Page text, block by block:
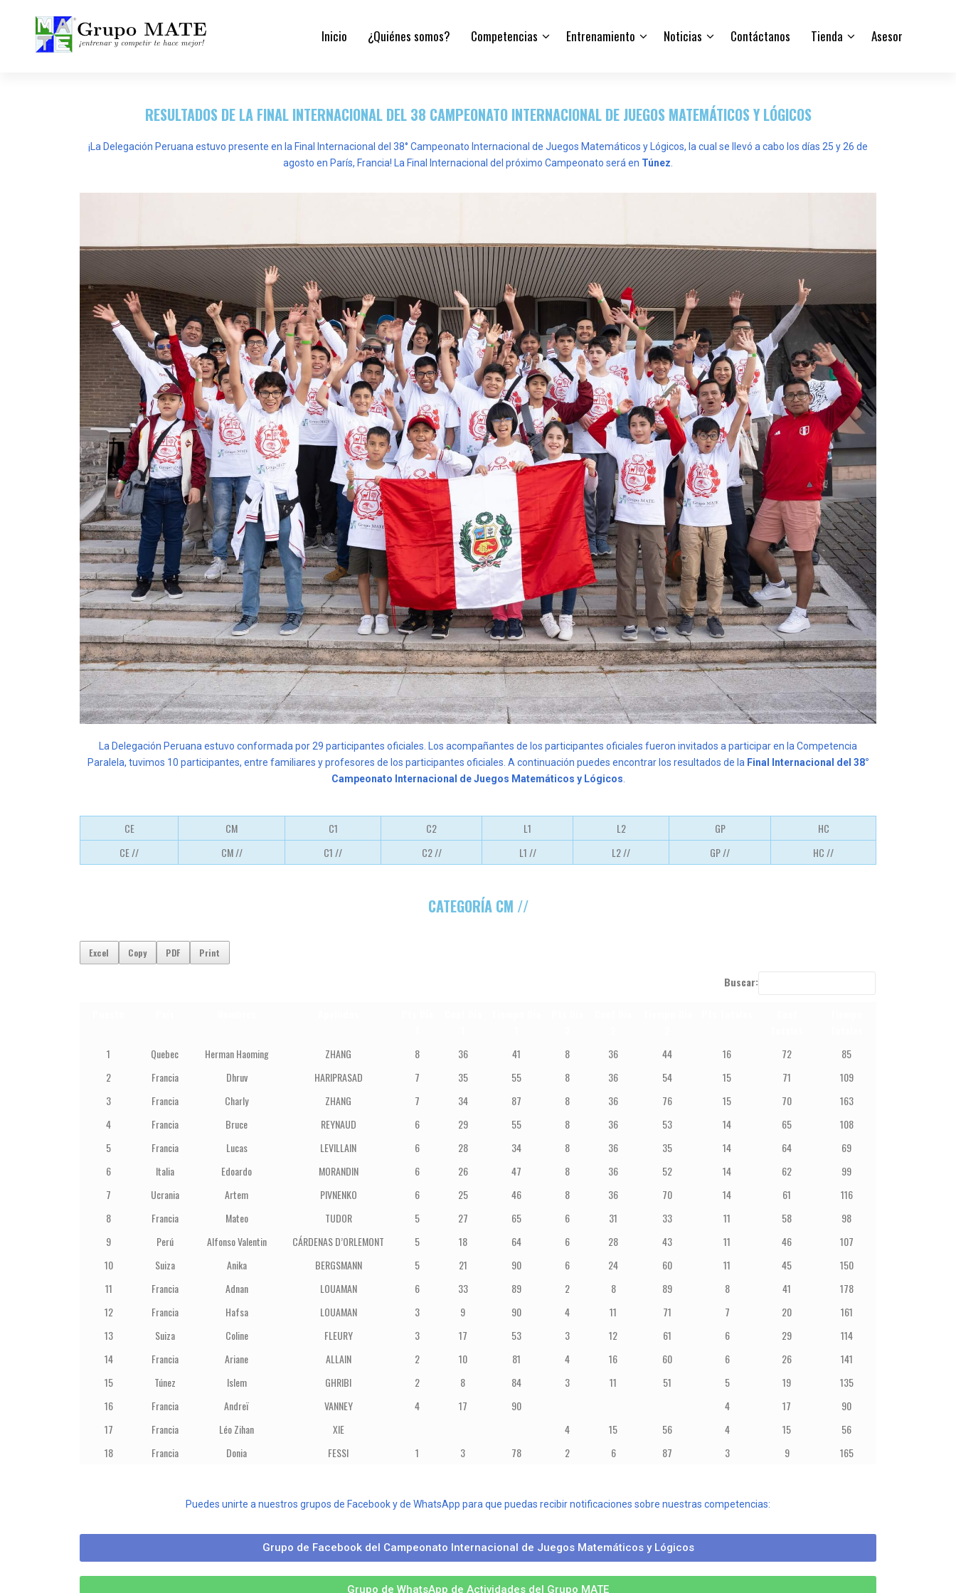
Inicio ¿Quiénes somos? Competencias Entrenamiento Noticias Contáctanos Tienda Asesor
RESULTADOS DE LA FINAL INTERNACIONAL DEL 38 CAMPEONATO INTERNACIONAL DE JUEGOS MATEMÁTICOS Y LÓGICOS
¡La Delegación Peruana estuvo presente en la Final Internacional del 38° Campeonato Internacional de Juegos Matemáticos y Lógicos, la cual se llevó a cabo los días 25 y 26 de
agosto en París, Francia!
La Final Internacional del próximo Campeonato será en Túnez
La Delegación Peruana estuvo conformada por 29 participantes oficiales. Los acompañantes de los participantes oficiales fueron invitados a participar en la Competencia
Paralela, tuvimos 10 participantes, entre familiares y profesores de los participantes oficiales. A continuación puedes encontrar los resultados de la Final Internacional del 38°
Campeonato Internacional de Juegos Matemáticos y Lógicos
CE CM C1 C2 L1 L2 GP
HC
CE //
CM // C1 // C2 // L1 // L2 // GP // HC //
CATEGORÍA CM //
Excel Copy PDF Print
Buscar:
1
Quebec Herman Haoming ZHANG 8 36 41 8 36 44 16 72
85
2
Francia Dhruv HARIPRASAD 7 35 55 8 36 54 15 71
109
3
Francia Charly ZHANG 7 34 87 8 36 76 15 70
163
4
Francia Bruce REYNAUD 6 29 55 8 36 53 14 65
108
5
Francia Lucas LEVILLAIN 6 28 34 8 36 35 14 64
69
6
Italia Edoardo MORANDIN 6 26 47 8 36 52 14 62
99
7
Ucrania Artem PIVNENKO 6 25 46 8 36 70 14 61
116
8
Francia Mateo TUDOR 5 27 65 6 31 33 11 58
98
9
Perú Alfonso Valentin CÁRDENAS D’ORLEMONT 5 18 64 6 28 43 11 46
107
10
Suiza Anika BERGSMANN 5 21 90 6 24 60 11 45
150
11
Francia Adnan LOUAMAN 6 33 89 2 8 89 8 41
178
12
Francia Hafsa LOUAMAN 3 9 90 4 11 71 7 20
161
13
Suiza Coline FLEURY 3 17 53 3 12 61 6 29
114
14
Francia Ariane ALLAIN 2 10 81 4 16 60 6 26
141
15
Túnez Islem GHRIBI 2 8 84 3 11 51 5 19
135
16
Francia Andreï VANNEY 4 17 90 4 17
90
17
Francia Léo Zihan XIE 4 15 56 4 15
56
18
Francia Donia FESSI 1 3 78 2 6 87 3 9 165
Puedes unirte a nuestros grupos de Facebook y de WhatsApp para que puedas recibir notificaciones sobre nuestras competencias:
Grupo de Facebook del Campeonato Internacional de Juegos Matemáticos y Lógicos
Grupo de WhatsApp de Actividades del Grupo MATE